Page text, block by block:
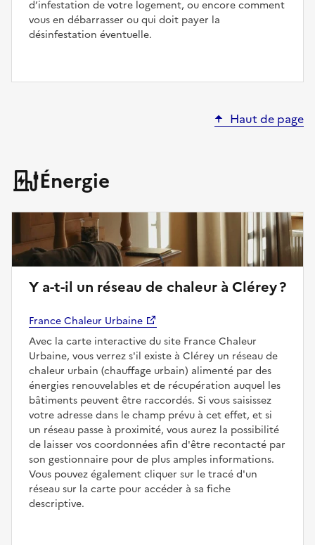
d’infestation de votre logement, ou encore comment
vous en débarrasser ou qui doit payer la
désinfestation éventuelle.
Haut de page
Énergie
Y a-t-il un réseau de chaleur à Clérey ?
France Chaleur Urbaine
Avec la carte interactive du site France Chaleur
Urbaine, vous verrez s'il existe à Clérey un réseau de
chaleur urbain (chauffage urbain) alimenté par des
énergies renouvelables et de récupération auquel les
bâtiments peuvent être raccordés. Si vous saisissez
votre adresse dans le champ prévu à cet effet, et si
un réseau passe à proximité, vous aurez la possibilité
de laisser vos coordonnées afin d'être recontacté par
son gestionnaire pour de plus amples informations.
Vous pouvez également cliquer sur le tracé d'un
réseau sur la carte pour accéder à sa fiche
descriptive.